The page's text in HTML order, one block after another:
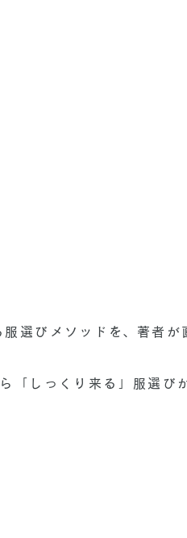
選びメソッドを、著者
「しっくり来る」服選び